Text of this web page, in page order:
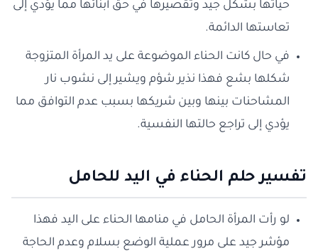
حياتها بشكل جيد وتقصيرها في حق أبنائها مما يؤدي إلى
تعاستها الدائمة.
في حال كانت الحناء الموضوعة على يد المرأة المتزوجة
شكلها بشع فهذا نذير شؤم ويشير إلى نشوب نار
المشاحنات بينها وبين شريكها بسبب عدم التوافق مما
يؤدي إلى تراجع حالتها النفسية.
تفسير حلم الحناء في اليد للحامل
لو رأت المرأة الحامل في منامها الحناء على اليد فهذا
مؤشر جيد على مرور عملية الوضع بسلام وعدم الحاجة